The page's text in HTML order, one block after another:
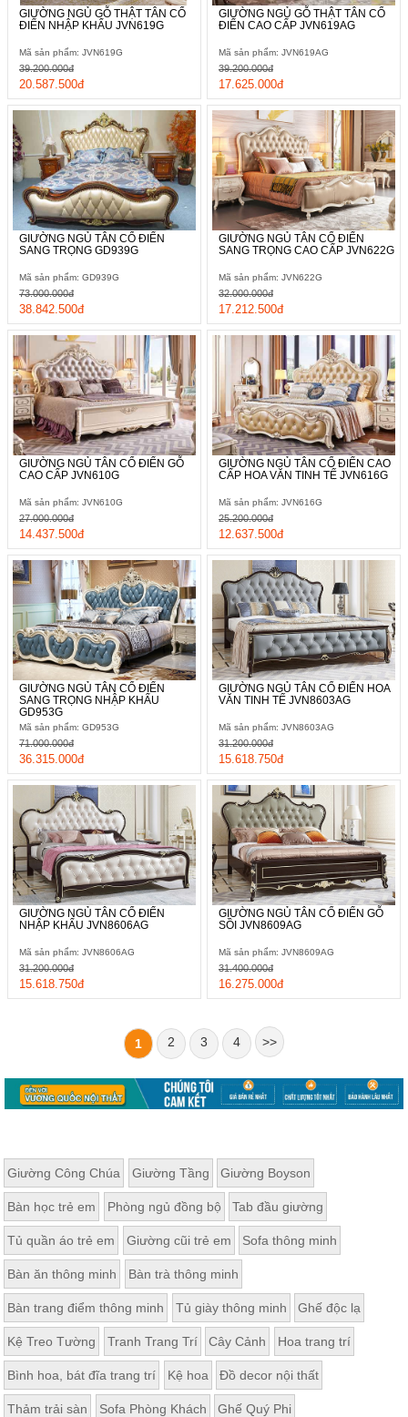
GIƯỜNG NGỦ GỖ THẬT TÂN CỔ
ĐIỂN NHẬP KHẨU JVN619G
Mã sản phẩm: JVN619G
20.587.500đ
39.200.000đ
GIƯỜNG NGỦ GỖ THẬT TÂN CỔ
ĐIỂN CAO CẤP JVN619AG
Mã sản phẩm: JVN619AG
17.625.000đ
39.200.000đ
GIƯỜNG NGỦ TÂN CỔ ĐIỂN
SANG TRỌNG GD939G
Mã sản phẩm: GD939G
38.842.500đ
73.000.000đ
GIƯỜNG NGỦ TÂN CỔ ĐIỂN
SANG TRỌNG CAO CẤP JVN622G
Mã sản phẩm: JVN622G
17.212.500đ
32.000.000đ
GIƯỜNG NGỦ TÂN CỔ ĐIỂN GỖ
CAO CẤP JVN610G
Mã sản phẩm: JVN610G
14.437.500đ
27.000.000đ
GIƯỜNG NGỦ TÂN CỔ ĐIỂN CAO
CẤP HOA VĂN TINH TẾ JVN616G
Mã sản phẩm: JVN616G
12.637.500đ
25.200.000đ
GIƯỜNG NGỦ TÂN CỔ ĐIỂN
SANG TRỌNG NHẬP KHẨU
GD953G
Mã sản phẩm: GD953G
36.315.000đ
71.000.000đ
GIƯỜNG NGỦ TÂN CỔ ĐIỂN HOA
VĂN TINH TẾ JVN8603AG
Mã sản phẩm: JVN8603AG
15.618.750đ
31.200.000đ
GIƯỜNG NGỦ TÂN CỔ ĐIỂN
NHẬP KHẨU JVN8606AG
Mã sản phẩm: JVN8606AG
15.618.750đ
31.200.000đ
GIƯỜNG NGỦ TÂN CỔ ĐIỂN GỖ
SỒI JVN8609AG
Mã sản phẩm: JVN8609AG
16.275.000đ
31.400.000đ
1 2 3 4 >>
Giường Công Chúa Giường Tầng Giường Boyson
Bàn học trẻ em Phòng ngủ đồng bộ Tab đầu giường
Tủ quần áo trẻ em Giường cũi trẻ em Sofa thông minh
Bàn ăn thông minh Bàn trà thông minh
Bàn trang điểm thông minh Tủ giày thông minh Ghế độc lạ
Kệ Treo Tường Tranh Trang Trí Cây Cảnh Hoa trang trí
Bình hoa, bát đĩa trang trí Kệ hoa Đồ decor nội thất
Thảm trải sàn Sofa Phòng Khách Ghế Quý Phi